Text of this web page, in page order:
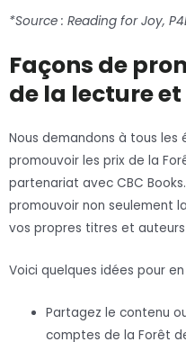
*Source : Reading for Joy,
Façons de
de la lecture
Nous demandons à tous les
promouvoir les prix de la
partenariat avec CBC
promouvoir non seulement
vos propres titres et
Voici quelques idées pour
Partagez le contenu
comptes de la Forêt